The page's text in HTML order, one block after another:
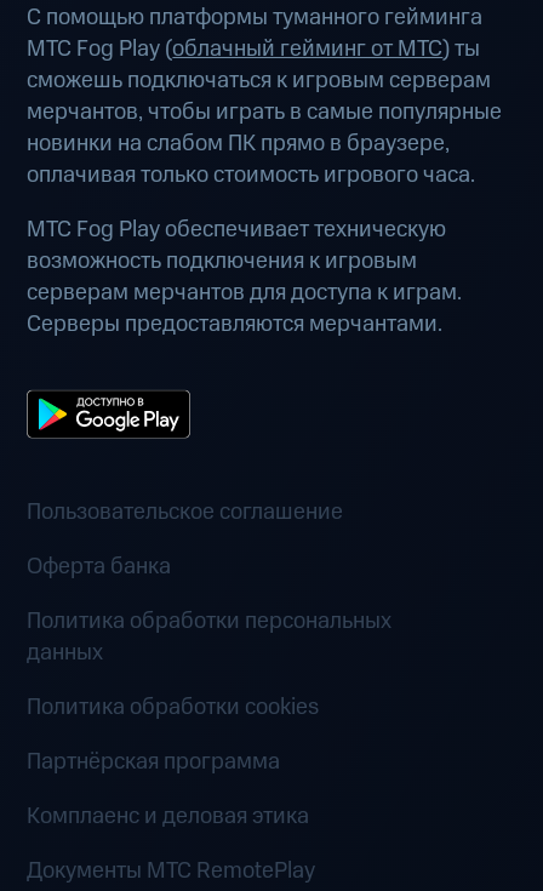
С помощью платформы туманного гейминга
МТС Fog Play (облачный гейминг от МТС) ты
сможешь подключаться к игровым серверам
мерчантов, чтобы играть в самые популярные
новинки на слабом ПК прямо в браузере,
оплачивая только стоимость игрового часа.
МТС Fog Play обеспечивает техническую
возможность подключения к игровым
серверам мерчантов для доступа к играм.
Серверы предоставляются мерчантами.
Пользовательское соглашение
Оферта банка
Политика обработки персональных
данных
Политика обработки cookies
Партнёрская программа
Комплаенс и деловая этика
Документы MTC RemotePlay